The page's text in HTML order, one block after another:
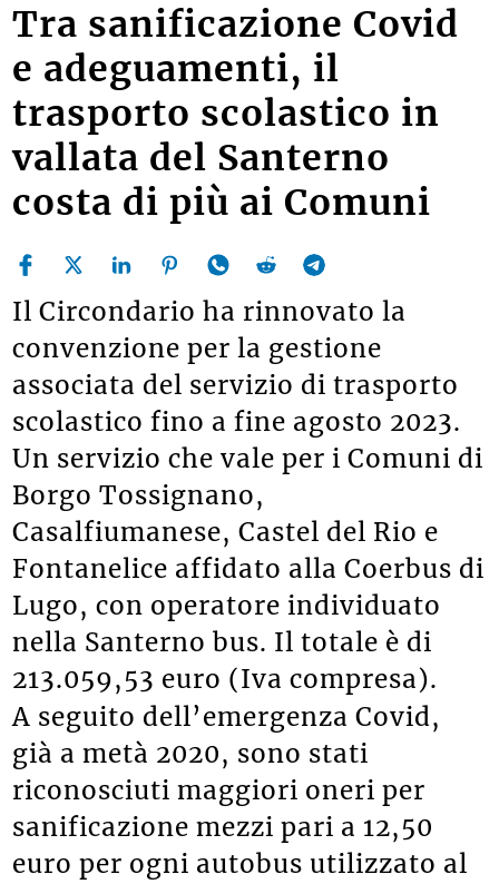
Tra sanificazione Covid
e adeguamenti, il
trasporto scolastico in
vallata del Santerno
costa di più ai Comuni
Il Circondario ha rinnovato la
convenzione per la gestione
associata del servizio di trasporto
scolastico fino a fine agosto 2023.
Un servizio che vale per i Comuni di
Borgo Tossignano,
Casalfiumanese, Castel del Rio e
Fontanelice affidato alla Coerbus di
Lugo, con operatore individuato
nella Santerno bus. Il totale è di
213.059,53 euro (Iva compresa).
A seguito dell’emergenza Covid,
già a metà 2020, sono stati
riconosciuti maggiori oneri per
sanificazione mezzi pari a 12,50
euro per ogni autobus utilizzato al